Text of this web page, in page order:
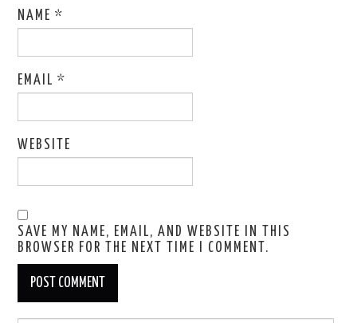
NAME*
EMAIL*
WEBSITE
SAVE MY NAME, EMAIL, AND WEBSITE IN THIS
BROWSER FOR THE NEXT TIME I COMMENT.